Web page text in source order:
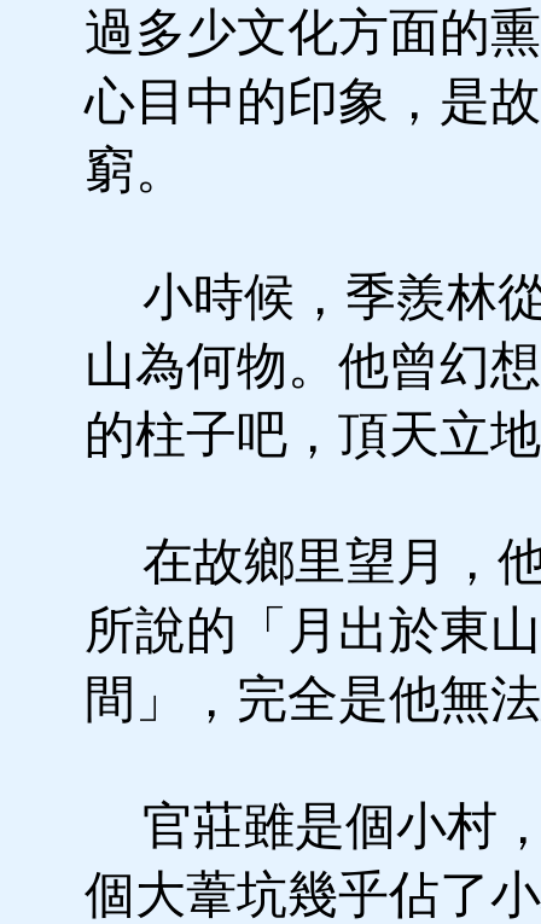
過多少文化方面的
心目中的印象，是
窮。
小時候，季羨林
山為何物。他曾幻
的柱子吧，頂天立
在故鄉里望月，
所說的「月出於東
間」，完全是他無
官莊雖是個小村
個大葦坑幾乎佔了